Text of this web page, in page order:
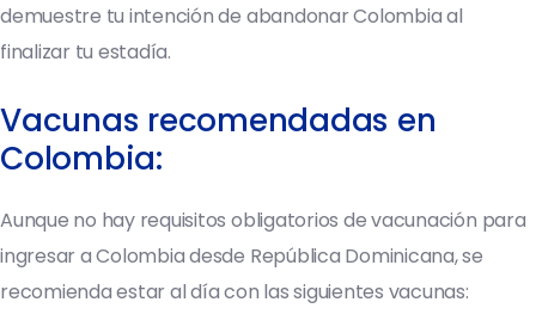
demuestre tu intención de abandonar Colombia al
finalizar tu estadía.
Vacunas recomendadas en
Colombia:
Aunque no hay requisitos obligatorios de vacunación para
ingresar a Colombia desde República Dominicana, se
recomienda estar al día con las siguientes vacunas: